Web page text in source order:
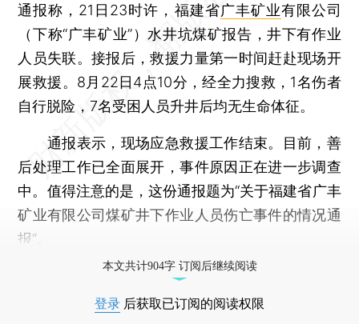
通报称，21日23时许，福建省广丰矿业有限公司
（下称“广丰矿业”）水井坑煤矿报告，井下有作业
人员失联。接报后，救援力量第一时间赶赴现场开
展救援。8月22日4点10分，经全力搜救，1名伤者
自行脱险，7名受困人员升井后均无生命体征。
通报表示，现场应急救援工作结束。目前，善
后处理工作已全面展开，事件原因正在进一步调查
中。值得注意的是，这份通报题为“关于福建省广丰
矿业有限公司煤矿井下作业人员伤亡事件的情况通
报”。
本文共计904字 订阅后继续阅读
登录 后获取已订阅的阅读权限